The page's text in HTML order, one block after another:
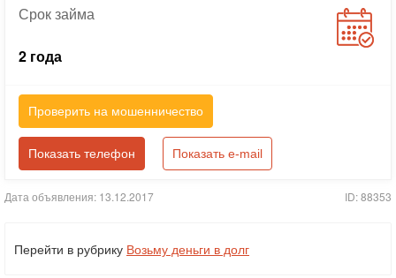
Срокзайма
2 года
Проверить на мошенничество
Показать телефон Показать e-mail
Дата объявления: 13.12.2017 ID: 88353
Перейти в рубрику Возьму деньги в долг